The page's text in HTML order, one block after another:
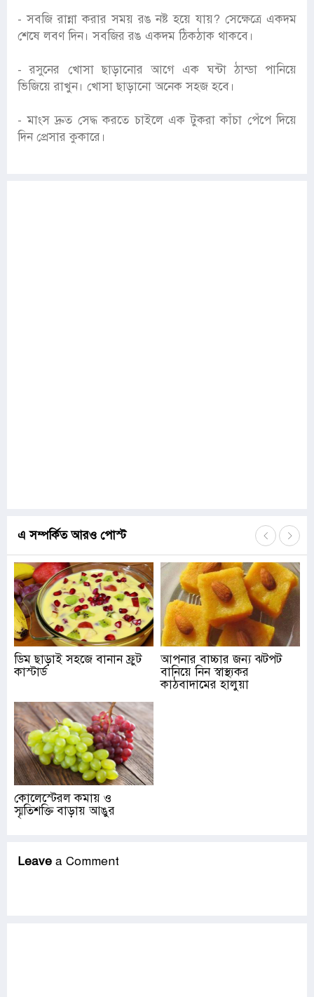
- সবজি রান্না করার সময় রঙ নষ্ট হয়ে যায়? সেক্ষেত্রে একদম
শেষে লবণ দিন। সবজির রঙ একদম ঠিকঠাক থাকবে।
- রসুনের খোসা ছাড়ানোর আগে এক ঘন্টা ঠান্ডা পানিয়ে
ভিজিয়ে রাখুন। খোসা ছাড়ানো অনেক সহজ হবে।
- মাংস দ্রুত সেদ্ধ করতে চাইলে এক টুকরা কাঁচা পেঁপে দিয়ে
দিন প্রেসার কুকারে।
এ সম্পর্কিত আরও পোস্ট
ডিম ছাড়াই সহজে বানান ফ্রুট
কাস্টার্ড
আপনার বাচ্চার জন্য ঝটপট
বানিয়ে নিন স্বাস্থ্যকর
কাঠবাদামের হালুয়া
কোলেস্টেরল কমায় ও
স্মৃতিশক্তি বাড়ায় আঙুর
Leave a Comment